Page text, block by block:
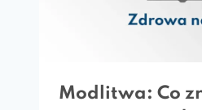
Modlitwa: Co